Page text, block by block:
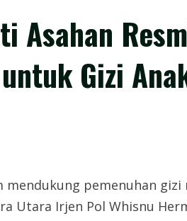
Asahan
Gizi
mendukung pemenuhan
Utara Irjen Pol Whisnu